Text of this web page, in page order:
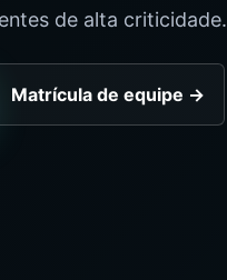
de alta criticidade.
Matrícula de equipe →